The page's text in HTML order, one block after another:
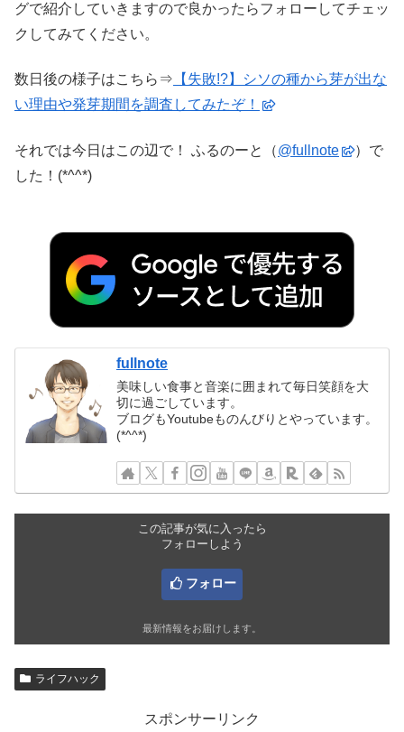
グで紹介していきますので良かったらフォローしてチェッ
クしてみてください。
数日後の様子はこちら⇒ 【失敗!?】シソの種から芽が出な
い理由や発芽期間を調査してみたぞ！
それでは今日はこの辺で！ ふるのーと（@fullnote
）で
した！(*^^*)
fullnote
美味しい食事と音楽に囲まれて毎日笑顔を大
切に過ごしています。
ブログもYoutubeものんびりとやっています。
(*^^*)
この記事が気に入ったら
フォローしよう
フォロー
最新情報をお届けします。
ライフハック
スポンサーリンク